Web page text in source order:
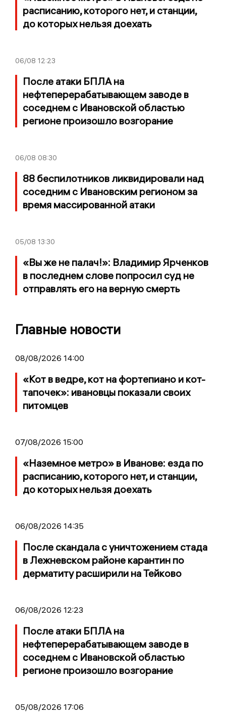
расписанию, которого нет, и станции,
до которых нельзя доехать
06/08 12:23
После атаки БПЛА на
нефтеперерабатывающем заводе в
соседнем с Ивановской областью
регионе произошло возгорание
06/08 08:30
88 беспилотников ликвидировали над
соседним с Ивановским регионом за
время массированной атаки
05/08 13:30
«Вы же не палач!»: Владимир Ярченков
в последнем слове попросил суд не
отправлять его на верную смерть
Главные новости
08/08/2026 14:00
«Кот в ведре, кот на фортепиано и кот-
тапочек»: ивановцы показали своих
питомцев
07/08/2026 15:00
«Наземное метро» в Иванове: езда по
расписанию, которого нет, и станции,
до которых нельзя доехать
06/08/2026 14:35
После скандала с уничтожением стада
в Лежневском районе карантин по
дерматиту расширили на Тейково
06/08/2026 12:23
После атаки БПЛА на
нефтеперерабатывающем заводе в
соседнем с Ивановской областью
регионе произошло возгорание
05/08/2026 17:06